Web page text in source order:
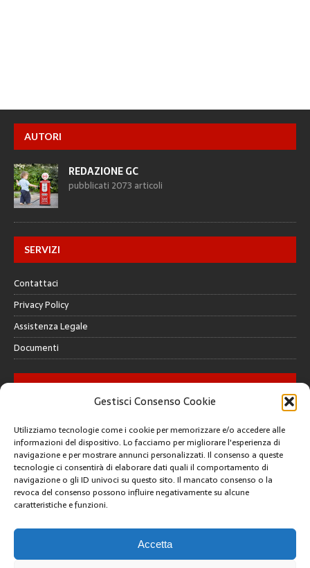
Gestisci Consenso Cookie
Utilizziamo tecnologie come i cookie per memorizzare e/o accedere alle
informazioni del dispositivo. Lo facciamo per migliorare l'esperienza di
navigazione e per mostrare annunci personalizzati. Il consenso a queste
tecnologie ci consentirà di elaborare dati quali il comportamento di
navigazione o gli ID univoci su questo sito. Il mancato consenso o la
revoca del consenso possono influire negativamente su alcune
caratteristiche e funzioni.
Accetta
AUTORI
REDAZIONE GC
pubblicati 2073 articoli
SERVIZI
Contattaci
Privacy Policy
Assistenza Legale
Documenti
GALLERY
CREATIVE COMMONS
Questa opera è concessa in licenza con i termini